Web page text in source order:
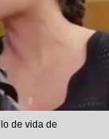
de vida de